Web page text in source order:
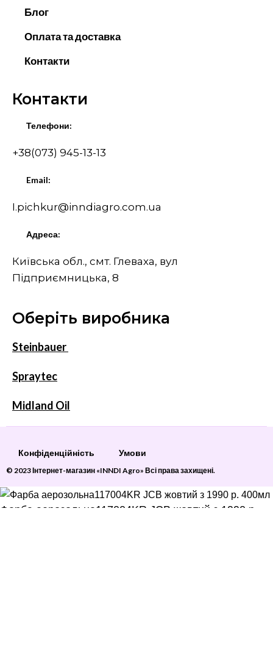
Блог
Оплата та доставка
Контакти
Контакти
Телефони:
+38(073) 945-13-13
Email:
I.pichkur@inndiagro.com.ua
Адреса:
Київська обл., смт. Глеваха, вул
Підприємницька, 8
Оберіть виробника
Steinbauer
Spraytec
Midland Oil
Конфіденційність Умови
© 2023 Інтернет-магазин «INNDI Agro» Всі права захищені.
Фарба аерозольна117004KR JCB жовтий з 1990 р.